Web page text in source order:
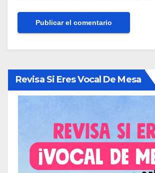
Revisa Si Eres Vocal De Mesa